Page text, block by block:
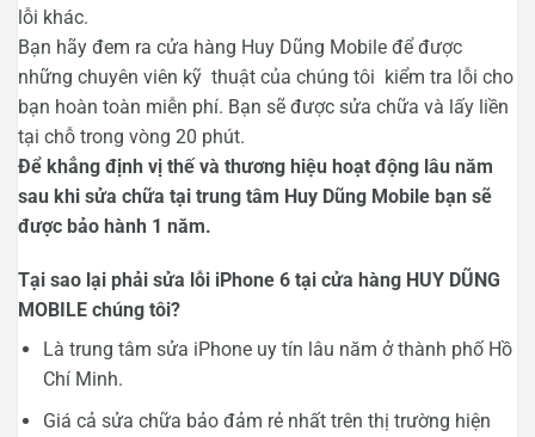
lỗi khác.
Bạn hãy đem ra cửa hàng Huy Dũng Mobile để được
những chuyên viên kỹ thuật của chúng tôi kiểm tra lỗi cho
bạn hoàn toàn miễn phí. Bạn sẽ được sửa chữa và lấy liền
tại chỗ trong vòng 20 phút.
Để khẳng định vị thế và thương hiệu hoạt động lâu năm
sau khi sửa chữa tại trung tâm Huy Dũng Mobile bạn sẽ
được bảo hành 1 năm.
Tại sao lại phải sửa lỗi iPhone 6 tại cửa hàng HUY DŨNG
MOBILE chúng tôi?
Là trung tâm sửa iPhone uy tín lâu năm ở thành phố Hồ
Chí Minh.
Giá cả sửa chữa bảo đảm rẻ nhất trên thị trường hiện